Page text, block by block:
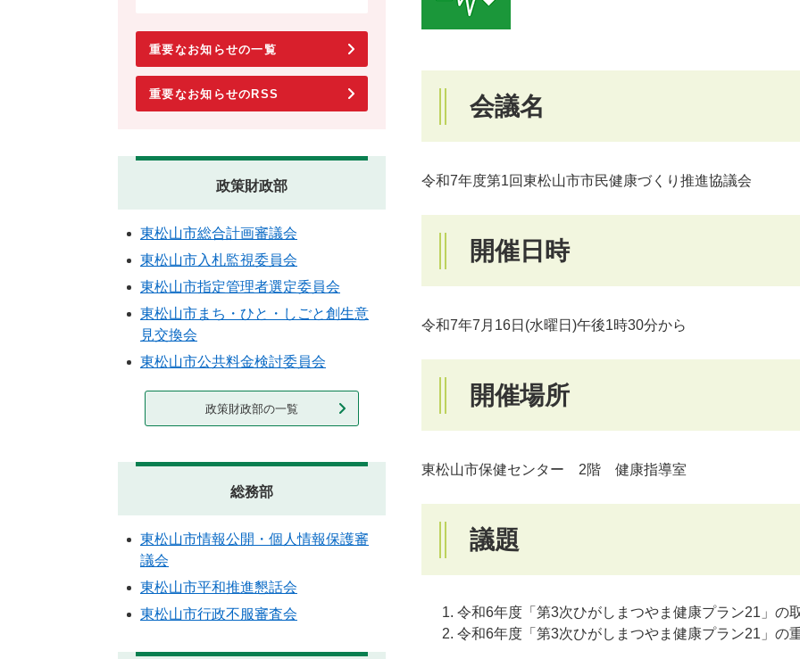
会議名
令和7年度第1回東松山市市民健康づくり推進協議会
開催日時
令和7年7月16日(水曜日)午後1時30分から
開催場所
東松山市保健センター 2階 健康指導室
議題
令和6年度「第3次ひがしまつやま健康プラン21」の
令和6年度「第3次ひがしまつやま健康プラン21」の
重要なお知らせの一覧
重要なお知らせのRSS
政策財政部
東松山市総合計画審議会
東松山市入札監視委員会
東松山市指定管理者選定委員会
東松山市まち・ひと・しごと創生意
見交換会
東松山市公共料金検討委員会
政策財政部の一覧
総務部
東松山市情報公開・個人情報保護審
議会
東松山市平和推進懇話会
東松山市行政不服審査会